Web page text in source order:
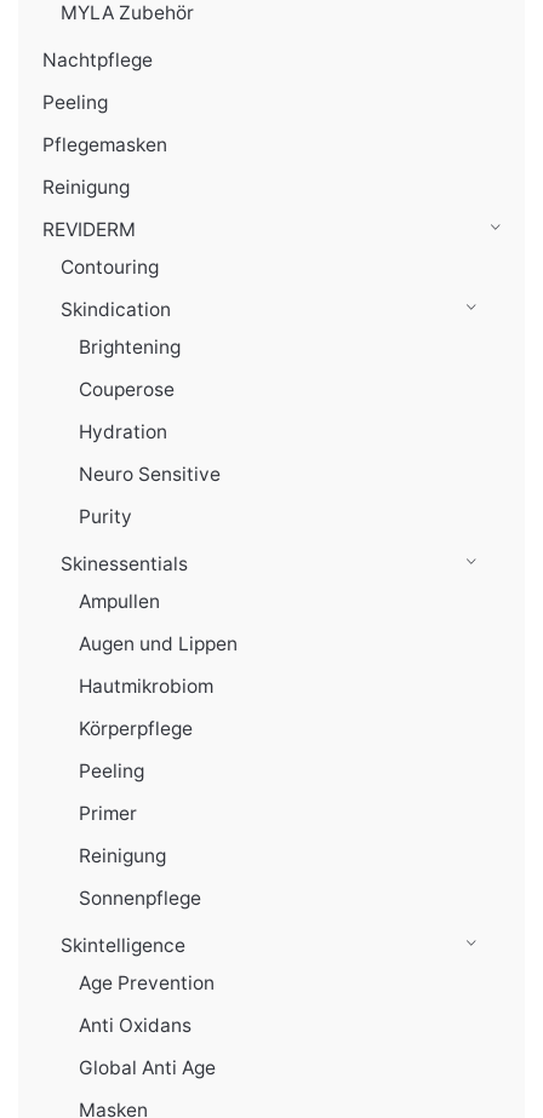
MYLA Zubehör
Nachtpflege
Peeling
Pflegemasken
Reinigung
REVIDERM
Contouring
Skindication
Brightening
Couperose
Hydration
Neuro Sensitive
Purity
Skinessentials
Ampullen
Augen und Lippen
Hautmikrobiom
Körperpflege
Peeling
Primer
Reinigung
Sonnenpflege
Skintelligence
Age Prevention
Anti Oxidans
Global Anti Age
Masken